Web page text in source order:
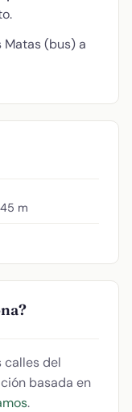
Matas (bus) a
45 m
calles del
basada en
.